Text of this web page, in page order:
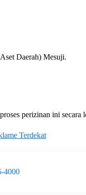
Daerah) Mesuji.
perizinan ini secara
Terdekat
4000